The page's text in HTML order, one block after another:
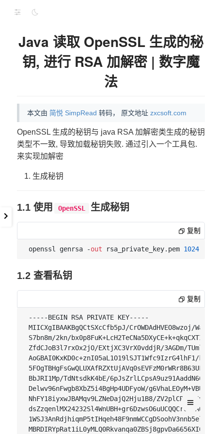
Java 读取 OpenSSL 生成的秘
钥, 进行 RSA 加解密 | 数字魔
法
本文由 简悦 SimpRead 转码， 原文地址 zxcsoft.com
OpenSSL 生成的秘钥与 java RSA 加解密类生成的秘钥
类型不一致, 导致加载秘钥失败. 通过引入一个工具包.
来实现加解密
生成秘钥
1.1 使用 OpenSSL 生成秘钥
复制
openssl genrsa -out rsa_private_key.pem 1024
1.2 查看私钥
复制
-----BEGIN RSA PRIVATE KEY-----
MIICXgIBAAKBgQCtSXcCfb5pJ/CrOWDAdHVEO8wzoj/
S7bn8m/2kn/
ZfdCJoB3l7rxOx2jO/EXtjXC3VrX0vddjR/3AGDm/
AoGBAI0KxKD0c+znI05aL1O19lSJT1Wfc9IzrG4lhF1/
BbJRI1Mp/TdNtsdkK4bE/
Delwv96nFwgb8XbZ5i4BgHp4UDFyoW/
NhFY18iyxwJBAMqv9LZNeDajQ2Hju1B8/